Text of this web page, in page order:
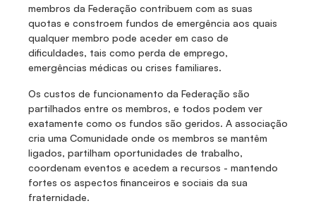
membros da Federação contribuem com as suas
quotas e constroem fundos de emergência aos quais
qualquer membro pode aceder em caso de
dificuldades, tais como perda de emprego,
emergências médicas ou crises familiares.
Os custos de funcionamento da Federação são
partilhados entre os membros, e todos podem ver
exatamente como os fundos são geridos. A associação
cria uma Comunidade onde os membros se mantêm
ligados, partilham oportunidades de trabalho,
coordenam eventos e acedem a recursos - mantendo
fortes os aspectos financeiros e sociais da sua
fraternidade.